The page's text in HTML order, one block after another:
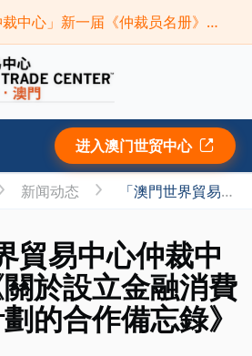
「澳门世界贸易中心仲裁中心」新一届《仲裁员名册》现正接受申请(截止时间：2026年9月30日)
进入澳门世贸中心
新闻动态 「澳門世界貿易中心仲裁中心」簽署《關於設立金融消費糾紛調解計劃的合作備忘錄》
貿易中心仲裁中
於設立金融消費
的合作備忘錄》